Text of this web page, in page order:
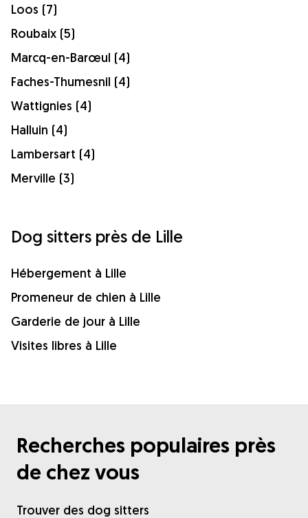
Loos (7)
Roubaix (5)
Marcq-en-Barœul (4)
Faches-Thumesnil (4)
Wattignies (4)
Halluin (4)
Lambersart (4)
Merville (3)
Dog sitters près de Lille
Hébergement à Lille
Promeneur de chien à Lille
Garderie de jour à Lille
Visites libres à Lille
Recherches populaires près
de chez vous
Trouver des dog sitters